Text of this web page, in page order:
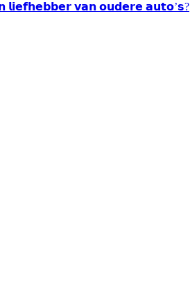
𝗹𝗶𝗲𝗳𝗵𝗲𝗯𝗯𝗲𝗿 𝘃𝗮𝗻 𝗼𝘂𝗱𝗲𝗿𝗲 𝗮𝘂𝘁𝗼’𝘀?